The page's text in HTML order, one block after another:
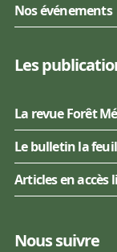
Nos événements
Les
La revue Forêt
Le bulletin la
Articles en accès
Nous suivre